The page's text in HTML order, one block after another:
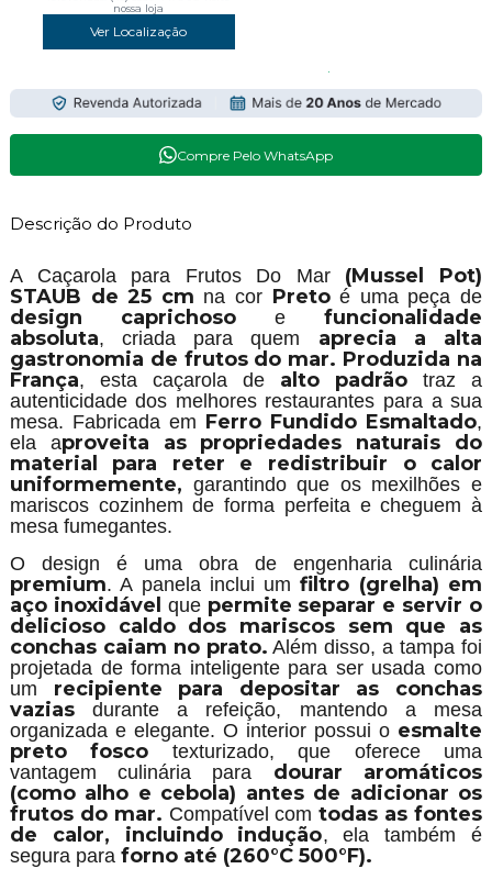
nossa loja
Ver Localização
Compre Pelo WhatsApp
Descrição do Produto
A Caçarola para Frutos Do Mar(Mussel Pot)
STAUB de 25 cm na cor Pretoé uma peça de
design caprichosoefuncionalidade
absoluta, criada para quem aprecia a alta
gastronomia de frutos do mar. Produzida na
França, esta caçarola de alto padrão traz a
autenticidade dos melhores restaurantes para a sua
mesa. Fabricada em Ferro Fundido Esmaltado,
ela aproveita as propriedades naturais do
material para reter e redistribuir o calor
uniformemente, garantindo que os mexilhões e
mariscos cozinhem de forma perfeita e cheguem à
mesa fumegantes.
O design é uma obra de engenharia culinária
premium. A panela inclui umfiltro (grelha) em
aço inoxidável que permite separar e servir o
delicioso caldo dos mariscos sem que as
conchas caiam no prato. Além disso, a tampa foi
projetada de forma inteligente para ser usada como
um recipiente para depositar as conchas
vaziasdurante a refeição, mantendo a mesa
organizada e elegante. O interior possui o esmalte
preto fosco texturizado, que oferece uma
vantagem culinária para dourar aromáticos
(como alho e cebola) antes de adicionar os
frutos do mar. Compatível comtodas as fontes
de calor, incluindo indução, ela também é
segura para forno até (260°C 500°F).